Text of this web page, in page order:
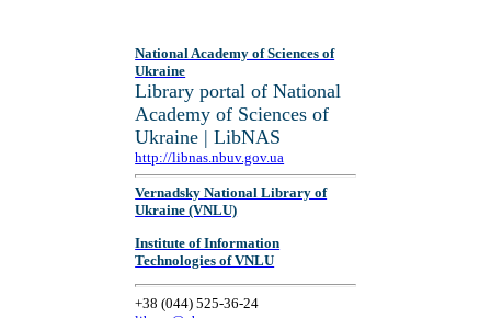
National Academy of Sciences of
Ukraine
Library portal of National
Academy of Sciences of
Ukraine | LibNAS
http://libnas.nbuv.gov.ua
Vernadsky National Library of
Ukraine (VNLU)
Institute of Information
Technologies of VNLU
+38 (044) 525-36-24